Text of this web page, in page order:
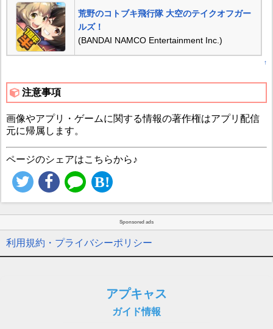
荒野のコトブキ飛行隊 大空のテイクオフガー
ルズ！
(BANDAI NAMCO Entertainment Inc.)
↑
注意事項
画像やアプリ・ゲームに関する情報の著作権はアプリ配信
元に帰属します。
ページのシェアはこちらから♪
Sponsored ads
利用規約・プライバシーポリシー
アプキャス
ガイド情報